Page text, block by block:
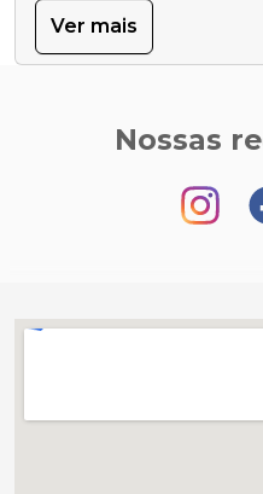
Ver mais
Nossas